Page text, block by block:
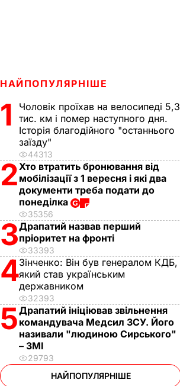
НАЙПОПУЛЯРНІШЕ
1
Чоловік проїхав на велосипеді 5,3
тис. км і помер наступного дня.
Історія благодійного "останнього
заїзду"
44313
2Хто втратить бронювання від
мобілізації з 1 вересня і які два
документи треба подати до
понеділка
35356
3Драпатий назвав перший
пріоритет на фронті
33393
4Зінченко: Він був генералом КДБ,
який став українським
державником
32393
5Драпатий ініціював звільнення
командувача Медсил ЗСУ. Його
називали "людиною Сирського"
– ЗМІ
29793
НАЙПОПУЛЯРНІШЕ